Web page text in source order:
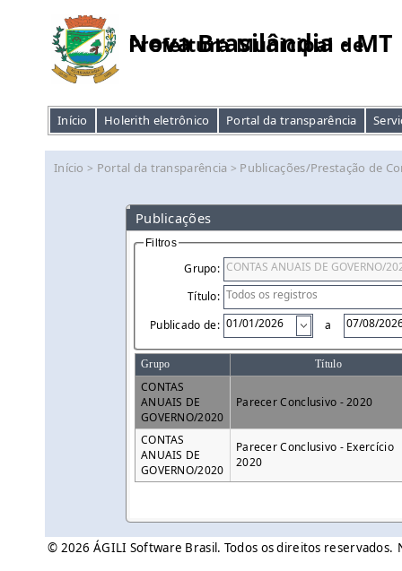
Prefeitura Municipal de
Nova Brasilândia - MT
Início Holerith eletrônico Portal da transparência
Início > Portal da transparência > Publicações/Prestação de
Publicações
Filtros
Grupo:
Título:
Publicado de:
a
Grupo Título
CONTAS
ANUAIS DE
GOVERNO/2020
Parecer Conclusivo - 2020
CONTAS
ANUAIS DE
GOVERNO/2020
Parecer Conclusivo - Exercício
2020
© 2026 ÁGILI Software Brasil. Todos os direitos reservados.